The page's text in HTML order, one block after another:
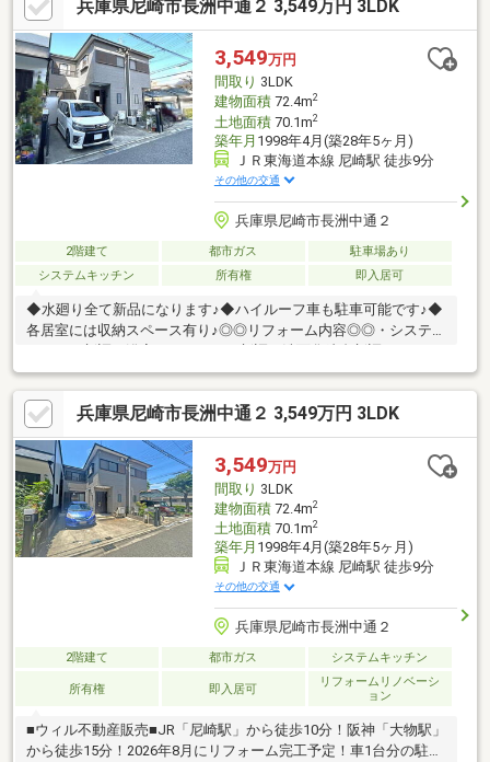
設】清和小学校：徒歩7分小田中学校：徒歩6分サンディ尼崎長洲
店：徒歩4分セブンイレブン尼崎長洲本通1丁目店：徒歩4分尼崎
長洲本通郵便局：徒歩7分大門川緑地：徒歩5分間取りや設備な
ど、詳しくはお気軽にお問合せください。皆様からのご連絡を心
よりお待ちしております。
兵庫県尼崎市長洲中通２ 3,549万円 3LDK
3,549万円
間取り 3LDK
建物面積72.4m2
土地面積70.1m2
築年月 1998年4月(築28年5ヶ月)
ＪＲ東海道本線 尼崎駅 徒歩9分
その他の交通
兵庫県尼崎市長洲中通２
2階建て 都市ガス
駐車場あり
システムキッチン
所有権 即入居可
◆水廻り全て新品になります♪◆ハイルーフ車も駐車可能です♪◆
各居室には収納スペース有り♪◎◎リフォーム内容◎◎・システム
新調・クロス貼替・フローリング上張り・給湯器交換・建具交
換・白蟻点検他■□■周辺環境■□■マクドナルド 2号線尼崎店まで徒
歩１２分大物公園まで徒歩１４分サンディ 尼崎長洲店まで徒歩４
分スーパーマルハチ 金楽寺店まで徒歩１０分業務スーパー 尼崎杭
瀬店まで徒歩１２分ローソン 尼崎長洲西通二丁目店まで徒歩７分
◇清和小学校まで徒歩６分◇小田中学校まで徒歩６分
兵庫県尼崎市長洲中通２ 3,549万円 3LDK
3,549万円
間取り 3LDK
建物面積72.4m2
土地面積70.1m2
築年月 1998年4月(築28年5ヶ月)
ＪＲ東海道本線 尼崎駅 徒歩9分
その他の交通
兵庫県尼崎市長洲中通２
2階建て 都市ガス システムキッチン
所有権 即入居可
リフォームリノベーシ
ョン
■ウィル不動産販売■JR「尼崎駅」から徒歩10分！阪神「大物駅」
から徒歩15分！2026年8月にリフォーム完工予定！車1台分の駐車